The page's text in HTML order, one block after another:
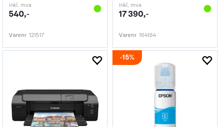
inkl. mva
540,-
Varenr 121517
inkl. mva
17 390,-
Varenr 164164
15%